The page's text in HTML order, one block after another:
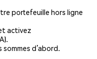
portefeuille hors ligne
activez
d’abord.